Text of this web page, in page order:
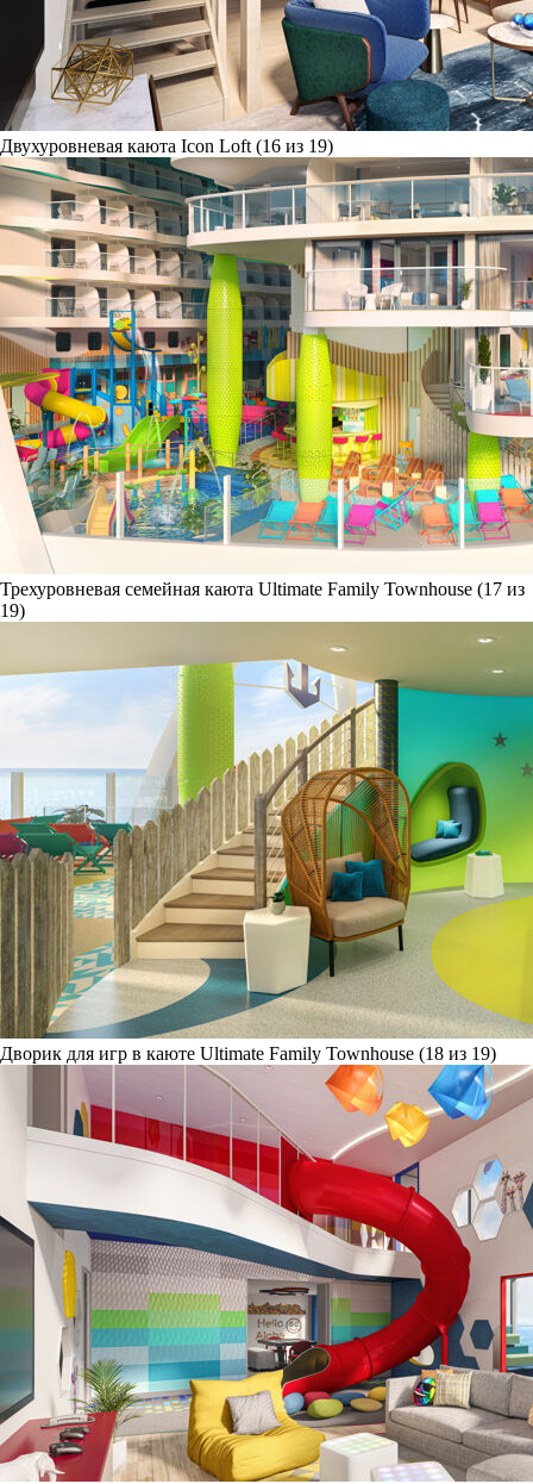
Двухуровневая каюта Icon Loft (16 из 19)
Трехуровневая семейная каюта Ultimate Family Townhouse (17 из
19)
Дворик для игр в каюте Ultimate Family Townhouse (18 из 19)